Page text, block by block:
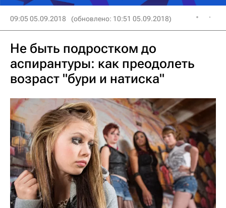
09:05 05.09.2018 (обновлено: 10:51 05.09.2018)
Не быть подростком до
аспирантуры: как преодолеть
возраст "бури и натиска"